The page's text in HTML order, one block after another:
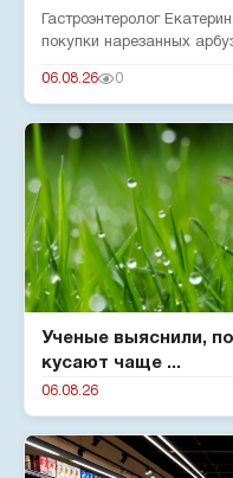
Гастроэнтеролог
покупки нарезанных
06.08.26 0
Ученые выяснили,
кусают чаще ...
06.08.26